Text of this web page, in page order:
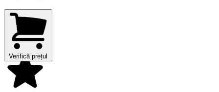
Verifică prețul